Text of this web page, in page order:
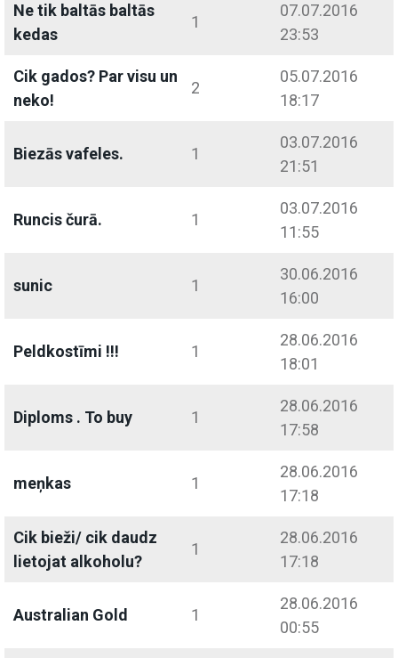
Ne tik baltās baltās
kedas
1
07.07.2016
23:53
Cik gados? Par visu un
neko!
2
05.07.2016
18:17
Biezās vafeles. 1
03.07.2016
21:51
Runcis čurā. 1
03.07.2016
11:55
sunic 1
30.06.2016
16:00
Peldkostīmi !!! 1
28.06.2016
18:01
Diploms . To buy 1
28.06.2016
17:58
meņkas 1
28.06.2016
17:18
Cik bieži/ cik daudz
lietojat alkoholu?
1
28.06.2016
17:18
Australian Gold 1
28.06.2016
00:55